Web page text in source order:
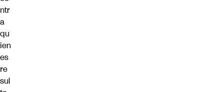
ntr
a
qu
ien
es
re
sul